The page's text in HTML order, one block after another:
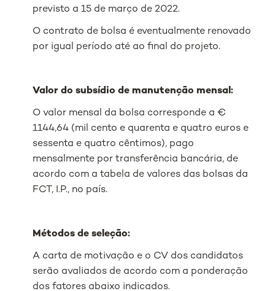
previsto a 15 de março de 2022.
O contrato de bolsa é eventualmente renovado
por igual período até ao final do projeto.
Valor do subsídio de manutenção mensal:
O valor mensal da bolsa corresponde a €
1144,64 (mil cento e quarenta e quatro euros e
sessenta e quatro cêntimos), pago
mensalmente por transferência bancária, de
acordo com a tabela de valores das bolsas da
FCT, I.P., no país.
Métodos de seleção:
A carta de motivação e o CV dos candidatos
serão avaliados de acordo com a ponderação
dos fatores abaixo indicados.